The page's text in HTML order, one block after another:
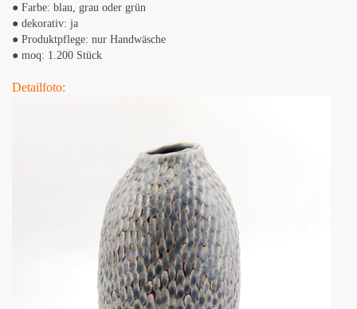
● Farbe: blau, grau oder grün
● dekorativ: ja
● Produktpflege: nur Handwäsche
● moq: 1.200 Stück
Detailfoto: